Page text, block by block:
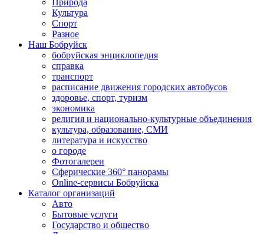
Природа
Культура
Спорт
Разное
Наш Бобруйск
бобруйская энциклопедия
справка
транспорт
расписание движения городских автобусов
здоровье, спорт, туризм
экономика
религия и национально-культурные объединения
культура, образование, СМИ
литература и искусство
о городе
Фотогалереи
Сферические 360° панорамы
Online-сервисы Бобруйска
Каталог организаций
Авто
Бытовые услуги
Государство и общество